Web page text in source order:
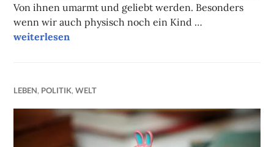
Von ihnen umarmt und geliebt werden. Besonders
wenn wir auch physisch noch ein Kind …
Filmtipp des Monats II: Systemsprenger
weiterlesen
LEBEN, POLITIK,WELT